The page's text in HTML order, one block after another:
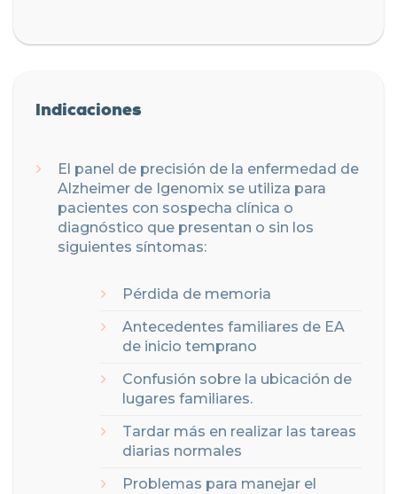
Indicaciones
El panel de precisión de la enfermedad de
Alzheimer de Igenomix se utiliza para
pacientes con sospecha clínica o
diagnóstico que presentan o sin los
siguientes síntomas:
Pérdida de memoria
Antecedentes familiares de EA
de inicio temprano
Confusión sobre la ubicación de
lugares familiares.
Tardar más en realizar las tareas
diarias normales
Problemas para manejar el